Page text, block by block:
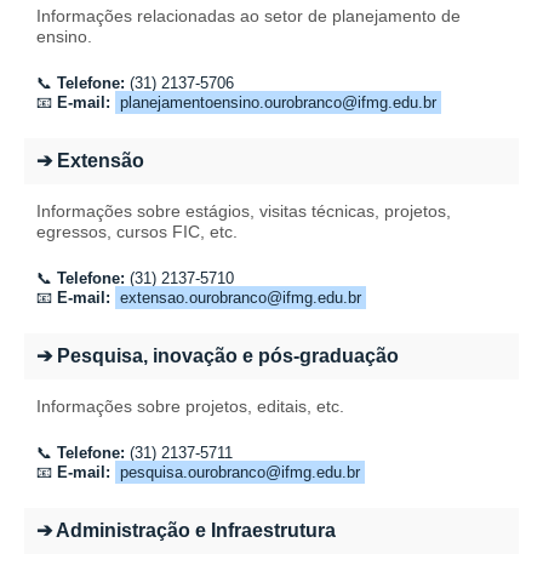
Informações relacionadas ao setor de planejamento de
ensino.
📞 Telefone: (31) 2137-5706
📧 E-mail: planejamentoensino.ourobranco@ifmg.edu.br
➔ Extensão
Informações sobre estágios, visitas técnicas, projetos,
egressos, cursos FIC, etc.
📞 Telefone: (31) 2137-5710
📧 E-mail: extensao.ourobranco@ifmg.edu.br
➔ Pesquisa, inovação e pós-graduação
Informações sobre projetos, editais, etc.
📞 Telefone: (31) 2137-5711
📧 E-mail: pesquisa.ourobranco@ifmg.edu.br
➔ Administração e Infraestrutura